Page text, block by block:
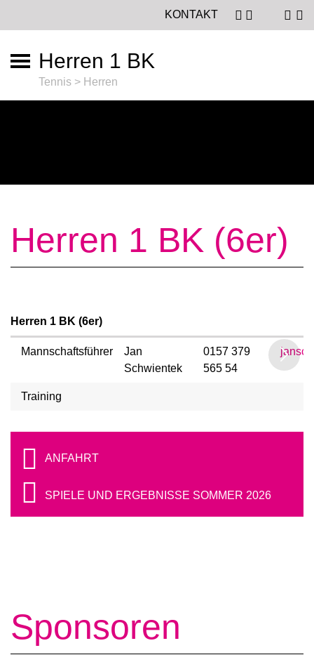
KONTAKT
Herren 1 BK
Tennis > Herren
Herren 1 BK (6er)
Herren 1 BK (6er)
Mannschaftsführer
Jan
Schwientek
0157 379
565 54
Training
ANFAHRT
SPIELE UND ERGEBNISSE SOMMER 2026
Sponsoren